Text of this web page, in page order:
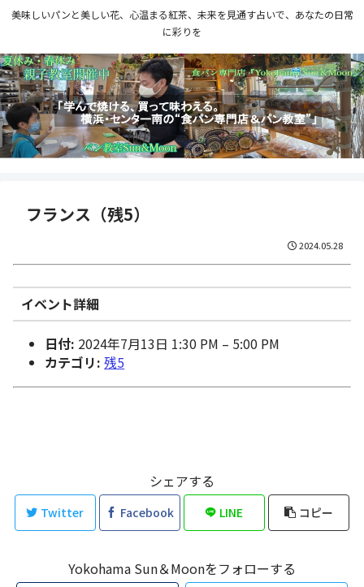
美味しいパンと美しい花、心温まる紅茶、未来を見通す占いで、あなたの日常
に彩りを
フランス（残5）
2024.05.28
イベント詳細
日付: 2024年7月13日 1:30 PM – 5:00 PM
カテゴリ: 残5
シェアする
Twitter Facebook LINE コピー
Yokohama Sun＆Moonをフォローする